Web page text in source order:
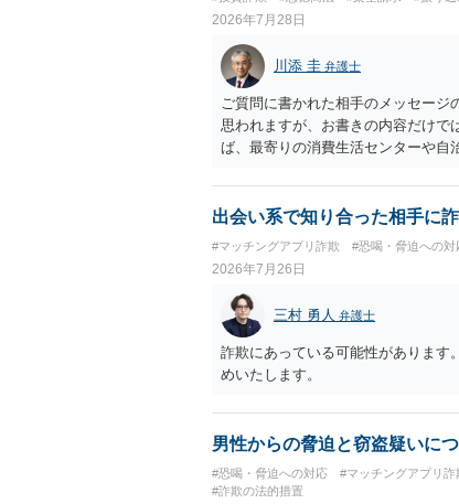
2026年7月28日
川添 圭 弁護士
ご質問に書かれた相手のメッセー
思われますが、お書きの内容だけで
ば、最寄りの消費生活センターや自
出会い系で知り合った相手に
#マッチングアプリ詐欺 #恐喝・脅迫への対
2026年7月26日
三村 勇人 弁護士
詐欺にあっている可能性があります
めいたします。
男性からの脅迫と窃盗疑いに
#恐喝・脅迫への対応 #マッチングアプリ詐
#詐欺の法的措置